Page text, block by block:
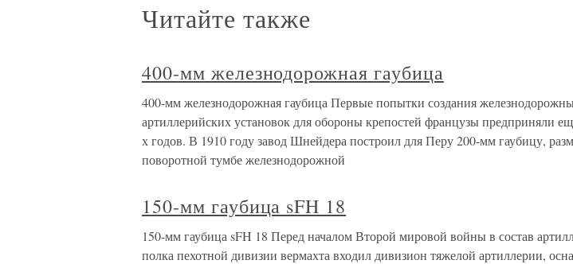
Читайте также
400-мм железнодорожная гаубица
400-мм железнодорожная гаубица Первые попытки создания
артиллерийских установок для обороны крепостей французы предприняли
х годов. В 1910 году завод Шнейдера построил для Перу 200-мм гаубицу,
поворотной тумбе железнодорожной
150-мм гаубица sFH 18
150-мм гаубица sFH 18 Перед началом Второй мировой войны в состав
полка пехотной дивизии вермахта входил дивизион тяжелой артиллерии,